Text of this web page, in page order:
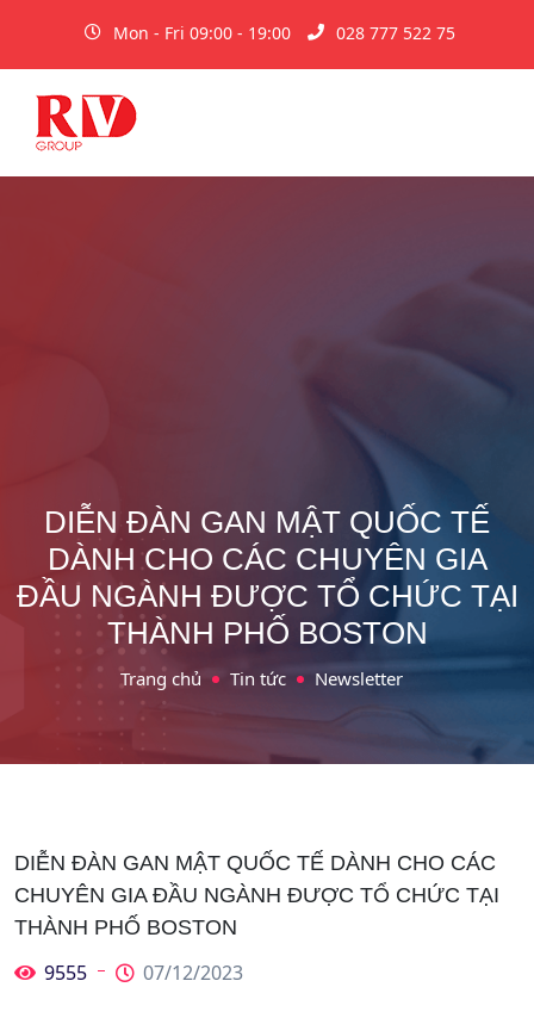
Mon - Fri 09:00 - 19:00 028 777 522 75
DIỄN ĐÀN GAN MẬT QUỐC TẾ
DÀNH CHO CÁC CHUYÊN GIA
ĐẦU NGÀNH ĐƯỢC TỔ CHỨC TẠI
THÀNH PHỐ BOSTON
Trang chủ Tin tức Newsletter
DIỄN ĐÀN GAN MẬT QUỐC TẾ DÀNH CHO CÁC
CHUYÊN GIA ĐẦU NGÀNH ĐƯỢC TỔ CHỨC TẠI
THÀNH PHỐ BOSTON
9555 07/12/2023